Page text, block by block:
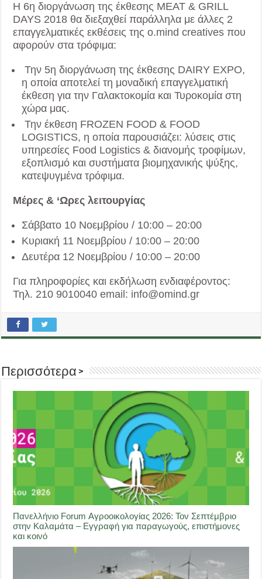
Η 6η διοργάνωση της έκθεσης MEAT & GRILL
DAYS 2018 θα διεξαχθεί παράλληλα με άλλες 2
επαγγελματικές εκθέσεις της o.mind creatives που
αφορούν στα τρόφιμα:
Την 5η διοργάνωση της έκθεσης DAIRY EXPO,
η οποία αποτελεί τη μοναδική επαγγελματική
έκθεση για την Γαλακτοκομία και Τυροκομία στη
χώρα μας.
Την έκθεση FROZEN FOOD & FOOD
LOGISTICS, η οποία παρουσιάζει: λύσεις στις
υπηρεσίες Food Logistics & διανομής τροφίμων,
εξοπλισμό και συστήματα βιομηχανικής ψύξης,
κατεψυγμένα τρόφιμα.
Μέρες & ‘Ωρες λειτουργίας
Σάββατο 10 Νοεμβρίου / 10:00 – 20:00
Κυριακή 11 Νοεμβρίου / 10:00 – 20:00
Δευτέρα 12 Νοεμβρίου / 10:00 – 20:00
Για πληροφορίες και εκδήλωση ενδιαφέροντος:
Τηλ. 210 9010040 email: info@omind.gr
Περισσότερα >
Πανελλήνιο Forum Αγροοικολογίας 2026: Τον Σεπτέμβριο
στην Καλαμάτα – Εγγραφή για παραγωγούς, επιστήμονες
και κοινό